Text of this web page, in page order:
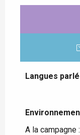
Langues
Langues
A la campagne :